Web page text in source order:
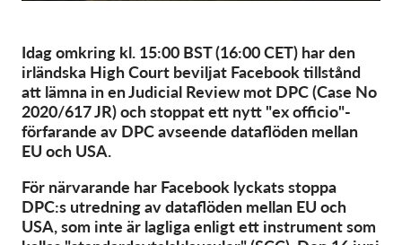
Collective Redress
OnionShare
Media
GDPRhub
Idag omkring kl. 15:00 BST (16:00 CET) har den
irländska High Court beviljat Facebook tillstånd
att lämna in en Judicial Review mot DPC (Case No
2020/617 JR) och stoppat ett nytt "ex officio"-
förfarande av DPC avseende dataflöden mellan
EU och USA.
För närvarande har Facebook lyckats stoppa
DPC:s utredning av dataflöden mellan EU och
USA, som inte är lagliga enligt ett instrument som